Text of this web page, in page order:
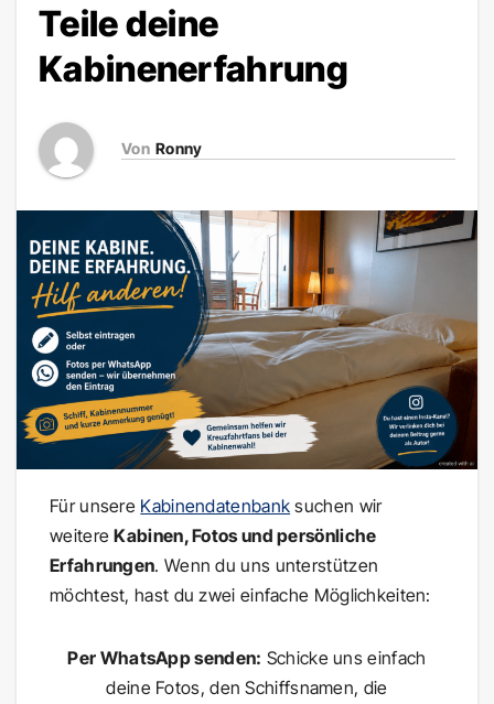
Teile deine
Kabinenerfahrung
Von Ronny
Für unsere Kabinendatenbank suchen wir
weitereKabinen, Fotos und persönliche
Erfahrungen. Wenn du uns unterstützen
möchtest, hast du zwei einfache Möglichkeiten:
Per WhatsApp senden: Schicke uns einfach
deine Fotos, den Schiffsnamen, die